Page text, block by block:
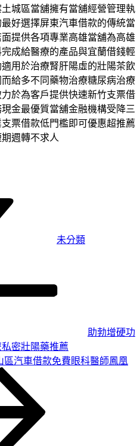
城區當舖擁有當舖經營管理執
好選擇屏東汽車借款的傳統當
提供各項專業高雄當舖為高雄
成給醫療的產品與宜蘭借錢輕
用於治療腎肝陽虛的壯陽茶飲
給多不同藥物治療糖尿病治療
於為客戶提供快速新竹支票借
金最優質當舖金融機構受降三
票借款低門檻即可優惠超推薦
週轉不求人
未分類
助勃增硬功
密壯陽藥推薦
區汽車借款免費眼科醫師鳳凰